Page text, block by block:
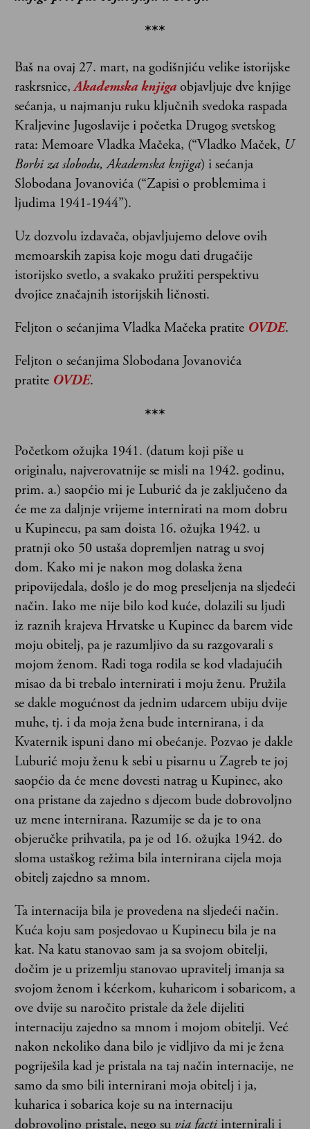
***
Baš na ovaj 27. mart, na godišnjiću velike istorijske
raskrsnice,Akademska knjiga objavljuje dve knjige
sećanja, u najmanju ruku ključnih svedoka raspada
Kraljevine Jugoslavije i početka Drugog svetskog
rata: Memoare Vladka Mačeka, (“Vladko Maček, U
Borbi za slobodu, Akademska knjiga) i sećanja
Slobodana Jovanovića (“Zapisi o problemima i
ljudima 1941-1944”).
Uz dozvolu izdavača, objavljujemo delove ovih
memoarskih zapisa koje mogu dati drugačije
istorijsko svetlo, a svakako pružiti perspektivu
dvojice značajnih istorijskih ličnosti.
Feljton o sećanjima Vladka Mačeka pratite OVDE.
Feljton o sećanjima Slobodana Jovanovića
pratite OVDE.
***
Početkom ožujka 1941. (datum koji piše u
originalu, najverovatnije se misli na 1942. godinu,
prim. a.) saopćio mi je Luburić da je zaključeno da
će me za daljnje vrijeme internirati na mom dobru
u Kupinecu, pa sam doista 16. ožujka 1942. u
pratnji oko 50 ustaša dopremljen natrag u svoj
dom. Kako mi je nakon mog dolaska žena
pripovijedala, došlo je do mog preseljenja na sljedeći
način. Iako me nije bilo kod kuće, dolazili su ljudi
iz raznih krajeva Hrvatske u Kupinec da barem vide
moju obitelj, pa je razumljivo da su razgovarali s
mojom ženom. Radi toga rodila se kod vladajućih
misao da bi trebalo internirati i moju ženu. Pružila
se dakle mogućnost da jednim udarcem ubiju dvije
muhe, tj. i da moja žena bude internirana, i da
Kvaternik ispuni dano mi obećanje. Pozvao je dakle
Luburić moju ženu k sebi u pisarnu u Zagreb te joj
saopćio da će mene dovesti natrag u Kupinec, ako
ona pristane da zajedno s djecom bude dobrovoljno
uz mene internirana. Razumije se da je to ona
objeručke prihvatila, pa je od 16. ožujka 1942. do
sloma ustaškog režima bila internirana cijela moja
obitelj zajedno sa mnom.
Ta internacija bila je provedena na sljedeći način.
Kuća koju sam posjedovao u Kupinecu bila je na
kat. Na katu stanovao sam ja sa svojom obitelji,
dočim je u prizemlju stanovao upravitelj imanja sa
svojom ženom i kćerkom, kuharicom i sobaricom, a
ove dvije su naročito pristale da žele dijeliti
internaciju zajedno sa mnom i mojom obitelji. Već
nakon nekoliko dana bilo je vidljivo da mi je žena
pogriješila kad je pristala na taj način internacije, ne
samo da smo bili internirani moja obitelj i ja,
kuharica i sobarica koje su na internaciju
dobrovoljno pristale, nego su via facti internirali i